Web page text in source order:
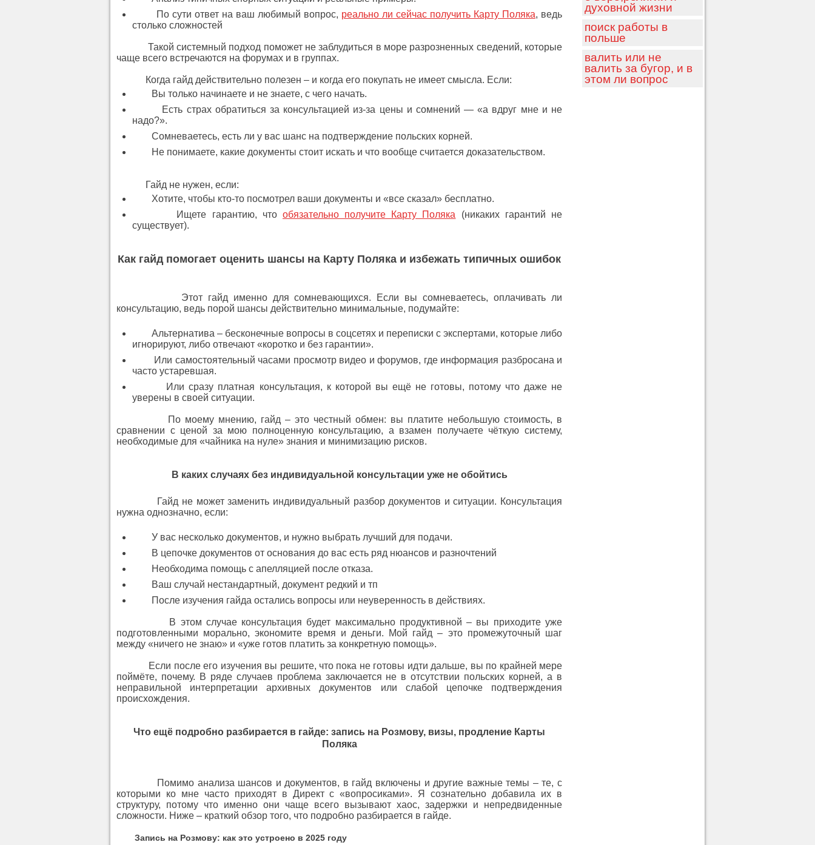
По сути ответ на ваш любимый вопрос, реально ли сейчас получить Карту Поляка, ведь
столько сложностей
Такой системный подход поможет не заблудиться в море разрозненных сведений, которые
чаще всего встречаются на форумах и в группах.
Когда гайд действительно полезен – и когда его покупать не имеет смысла. Если:
Вы только начинаете и не знаете, с чего начать.
Есть страх обратиться за консультацией из-за цены и сомнений — «а вдруг мне и не
надо?».
Сомневаетесь, есть ли у вас шанс на подтверждение польских корней.
Не понимаете, какие документы стоит искать и что вообще считается доказательством.
Гайд не нужен, если:
Хотите, чтобы кто-то посмотрел ваши документы и «все сказал» бесплатно.
Ищете гарантию, что обязательно получите Карту Поляка (никаких гарантий не
существует).
Как гайд помогает оценить шансы на Карту Поляка и избежать типичных ошибок
Этот гайд именно для сомневающихся. Если вы сомневаетесь, оплачивать ли
консультацию, ведь порой шансы действительно минимальные, подумайте:
Альтернатива – бесконечные вопросы в соцсетях и переписки с экспертами, которые либо
игнорируют, либо отвечают «коротко и без гарантии».
Или самостоятельный часами просмотр видео и форумов, где информация разбросана и
часто устаревшая.
Или сразу платная консультация, к которой вы ещё не готовы, потому что даже не
уверены в своей ситуации.
По моему мнению, гайд – это честный обмен: вы платите небольшую стоимость, в
сравнении с ценой за мою полноценную консультацию, а взамен получаете чёткую систему,
необходимые для «чайника на нуле» знания и минимизацию рисков.
В каких случаях без индивидуальной консультации уже не обойтись
Гайд не может заменить индивидуальный разбор документов и ситуации. Консультация
нужна однозначно, если:
У вас несколько документов, и нужно выбрать лучший для подачи.
В цепочке документов от основания до вас есть ряд нюансов и разночтений
Необходима помощь с апелляцией после отказа.
Ваш случай нестандартный, документ редкий и тп
После изучения гайда остались вопросы или неуверенность в действиях.
В этом случае консультация будет максимально продуктивной – вы приходите уже
подготовленными морально, экономите время и деньги. Мой гайд – это промежуточный шаг
между «ничего не знаю» и «уже готов платить за конкретную помощь».
Если после его изучения вы решите, что пока не готовы идти дальше, вы по крайней мере
поймёте, почему. В ряде случаев проблема заключается не в отсутствии польских корней, а в
неправильной интерпретации архивных документов или слабой цепочке подтверждения
происхождения.
Что ещё подробно разбирается в гайде: запись на Розмову, визы, продление Карты
Поляка
Помимо анализа шансов и документов, в гайд включены и другие важные темы – те, с
которыми ко мне часто приходят в Директ с «вопросиками». Я сознательно добавила их в
структуру, потому что именно они чаще всего вызывают хаос, задержки и непредвиденные
сложности. Ниже – краткий обзор того, что подробно разбирается в гайде.
Запись на Розмову: как это устроено в 2025 году
духовной жизни
поиск работы в
польше
валить или не
валить за бугор, и в
этом ли вопрос